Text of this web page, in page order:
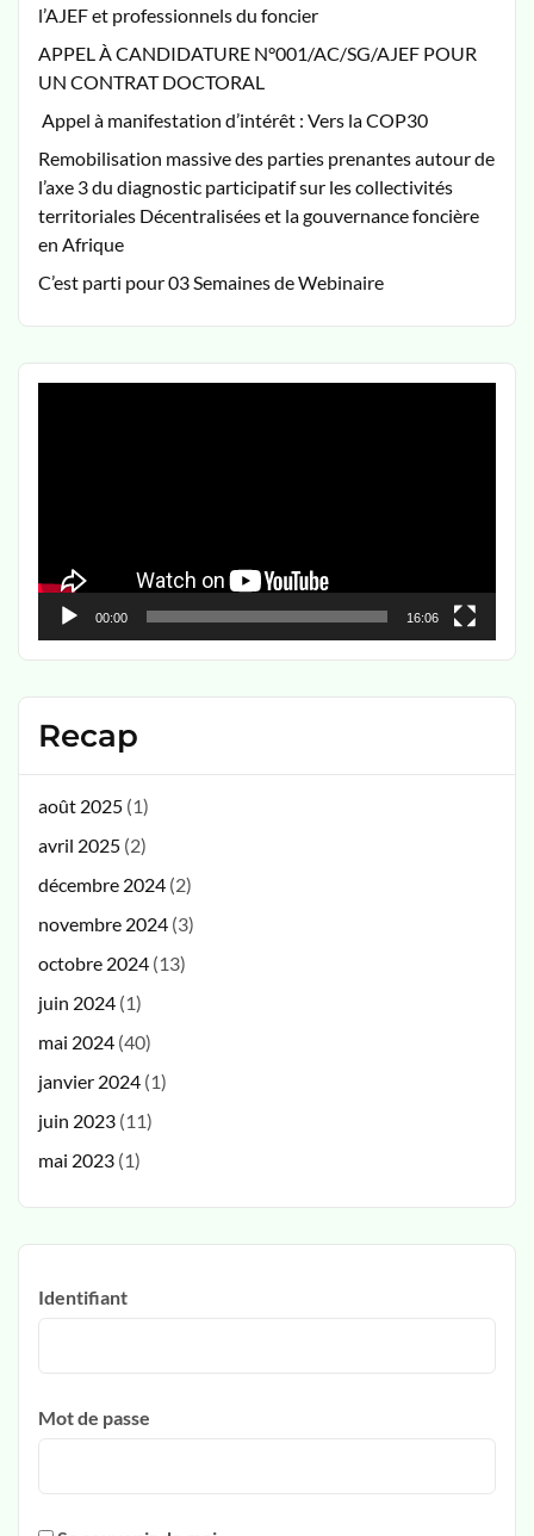
l’AJEF et professionnels du foncier
APPEL À CANDIDATURE N°001/AC/SG/AJEF POUR
UN CONTRAT DOCTORAL
Appel à manifestation d’intérêt : Vers la COP30
Remobilisation massive des parties prenantes autour de
l’axe 3 du diagnostic participatif sur les collectivités
territoriales Décentralisées et la gouvernance foncière
en Afrique
C’est parti pour 03 Semaines de Webinaire
00:00 16:06
Recap
août 2025 (1)
avril 2025 (2)
décembre 2024 (2)
novembre 2024 (3)
octobre 2024 (13)
juin 2024 (1)
mai 2024 (40)
janvier 2024 (1)
juin 2023 (11)
mai 2023 (1)
Identifiant
Mot de passe